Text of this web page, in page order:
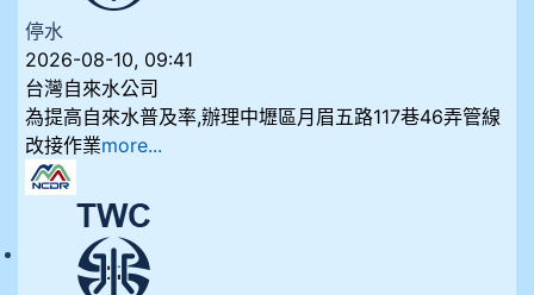
停水
2026-08-10, 09:41
台灣自來水公司
為提高自來水普及率,辦理中壢區月眉五路117巷46弄管線
改接作業more...